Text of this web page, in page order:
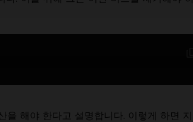
을 해야 한다고 설명합니다. 이렇게 하면